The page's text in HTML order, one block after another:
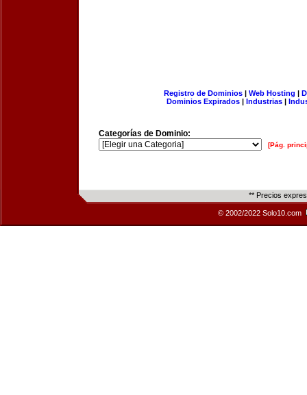
Registro de Dominios| Web Hosting |
Dominios Expirados | Industrias |
Categorías de Dominio:
[Pág.
** Precios
© 2002/2022 Solo10.com